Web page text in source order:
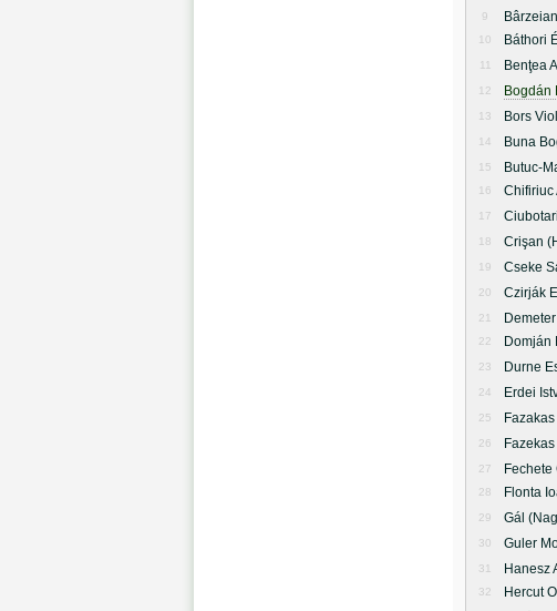
9
10 Báthori
11 Benţea
12 Bogdán
13 Bors
14 Buna
15 Butuc-
16 Chifiriuc
17
18 Crişan
19 Cseke
20 Czirják
21
22 Domján
23 Durne
24 Erdei
25
26
27
28 Flonta
29 Gál
30 Guler
31 Hanesz
32 Hercut